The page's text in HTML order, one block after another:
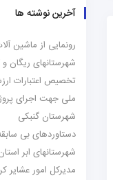
آخرین نوشته ها
رونمایی از ماشین
شهرستانهای ریگان
تخصیص اعتبارات
ملی جهت اجرای
شهرستان گنبکی
دستاوردهای بی
شهرستانهای ابر
مدیرکل امور عشایر